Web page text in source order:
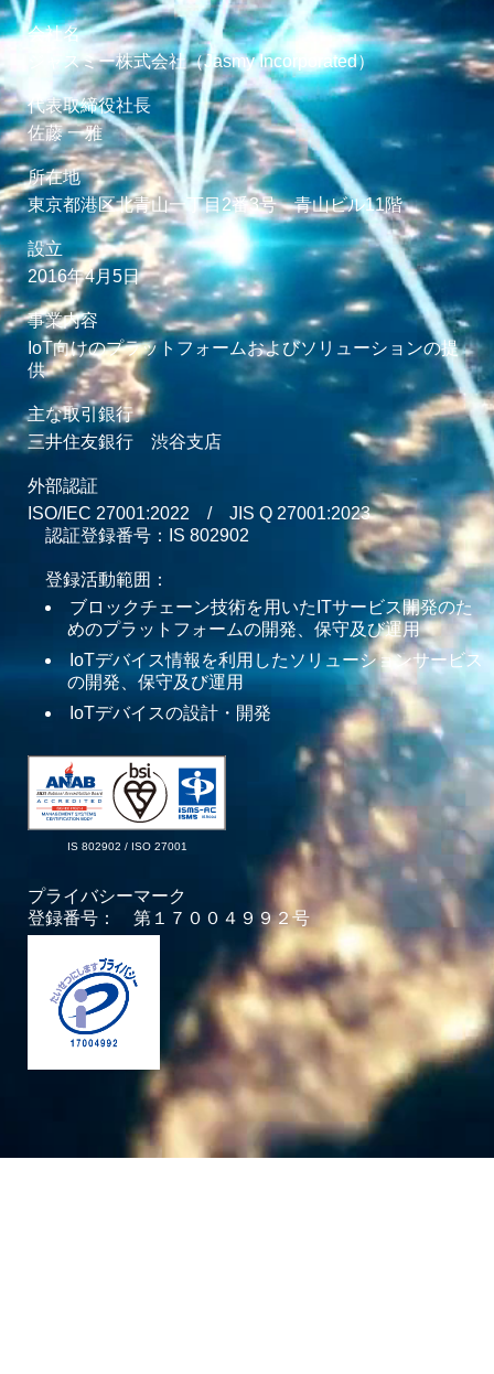
会社名
ジャスミー株式会社（Jasmy Incorporated）
代表取締役社長
佐藤 一雅
所在地
東京都港区北青山一丁目2番3号 青山ビル11階
設立
2016年4月5日
事業内容
IoT向けのプラットフォームおよびソリューションの提
供
主な取引銀行
三井住友銀行 渋谷支店
外部認証
ISO/IEC 27001:2022 / JIS Q 27001:2023
認証登録番号：
IS 802902
登録活動範囲：
ブロックチェーン技術を用いたITサービス開発のた
めのプラットフォームの開発、保守及び運用
IoTデバイス情報を利用したソリューションサービス
の開発、保守及び運用
IoTデバイスの設計・開発
IS 802902 / ISO 27001
プライバシーマーク
登録番号： 第１７００４９９２号